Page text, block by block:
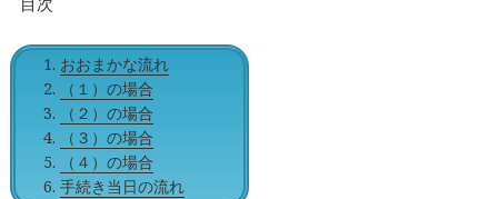
おおまかな流れ
（１）の場合
（２）の場合
（３）の場合
（４）の場合
手続き当日の流れ